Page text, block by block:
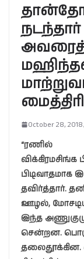
அவரைத்
மைத்திரி
October 28, 2018
“ரணில்
பிடிவாதமாக
தவிர்த்தார்.
ஊழல்,
இந்த
சென்றன.